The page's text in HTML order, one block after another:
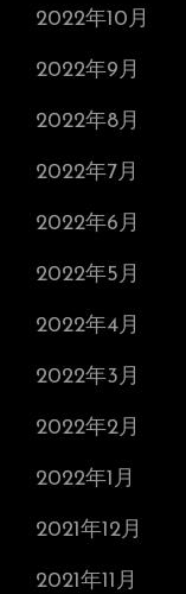
2022年10月
2022年9月
2022年8月
2022年7月
2022年6月
2022年5月
2022年4月
2022年3月
2022年2月
2022年1月
2021年12月
2021年11月